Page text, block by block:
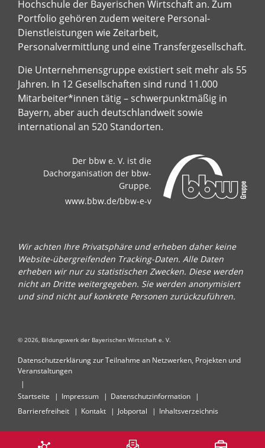
Hochschule der Bayerischen Wirtschaft an. Zum
Portfolio gehören zudem weitere Personal-
Dienstleistungen wie Zeitarbeit,
Personalvermittlung und eine Transfergesellschaft.
Die Unternehmensgruppe existiert seit mehr als 55
Jahren. In 12 Gesellschaften sind rund 11.000
Mitarbeiter*innen tätig – schwerpunktmäßig in
Bayern, aber auch deutschlandweit sowie
international an 520 Standorten.
Der bbw e. V. ist die
Dachorganisation der bbw-
Gruppe.
www.bbw.de/bbw-e-v
Wir achten Ihre Privatsphäre und erheben daher keine
Website-übergreifenden Tracking-Daten. Alle Daten
erheben wir nur zu statistischen Zwecken. Diese werden
nicht an Dritte weitergegeben. Sie werden anonymisiert
und sind nicht auf konkrete Personen zurückzuführen.
© 2026, Bildungswerk der Bayerischen Wirtschaft e. V.
Datenschutzerklärung zur Teilnahme an Netzwerken, Projekten und
Veranstaltungen
Startseite Impressum
Datenschutzinformation
Barrierefreiheit
Kontakt Jobportal Inhaltsverzeichnis